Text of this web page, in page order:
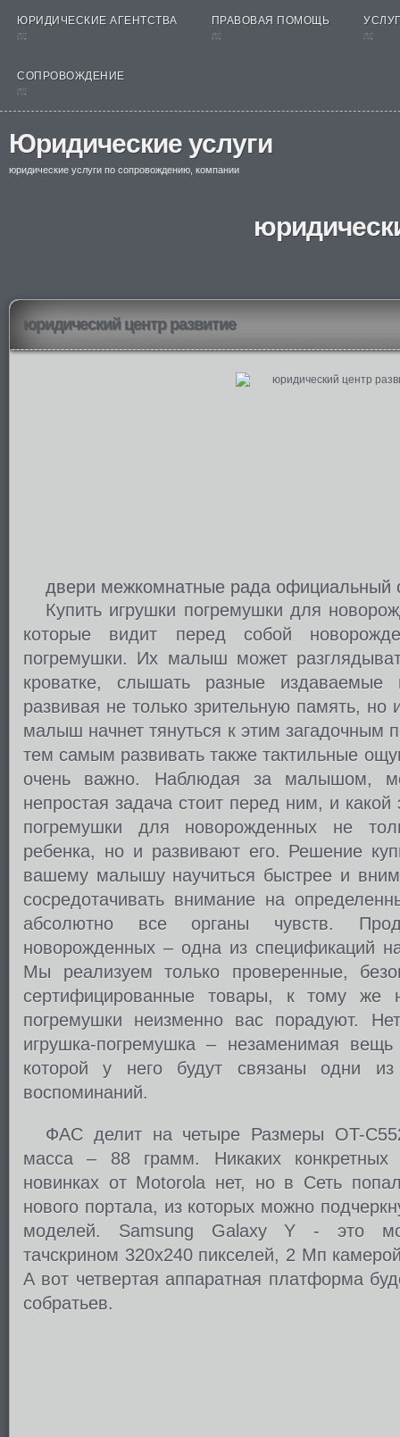
ЮРИДИЧЕСКИЕ АГЕНТСТВА
nt
ПРАВОВАЯ ПОМОЩЬ
nt
nt
СОПРОВОЖДЕНИЕ
nt
Юридические услуги
юридические услуги по сопровождению, компании
юридический центр развитие
двери межкомнатные рада официальный
Купить игрушки погремушки для
которые видит перед собой
погремушки. Их малыш может
кроватке, слышать разные
развивая не только зрительную память,
малыш начнет тянуться к этим загадочным
тем самым развивать также тактильные
очень важно. Наблюдая за малышом,
непростая задача стоит перед ним, и
погремушки для новорожденных не
ребенка, но и развивают его. Решение
вашему малышу научиться быстрее и
сосредотачивать внимание на
абсолютно все органы чувств.
новорожденных – одна из спецификаций
Мы реализуем только проверенные,
сертифицированные товары, к тому же
погремушки неизменно вас порадуют.
игрушка-погремушка – незаменимая
которой у него будут связаны одни
воспоминаний.
ФАС делит на четыре Размеры OT-
масса – 88 грамм. Никаких конкретных
новинках от Motorola нет, но в Сеть
нового портала, из которых можно
моделей. Samsung Galaxy Y - это
тачскрином 320х240 пикселей, 2 Мп
А вот четвертая аппаратная платформа
собратьев.